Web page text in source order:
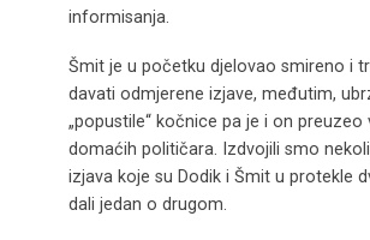
informisanja.
Šmit je u početku djelovao smireno i
davati odmjerene izjave, međutim,
„popustile“ kočnice pa je i on preuzeo
domaćih političara. Izdvojili smo
izjava koje su Dodik i Šmit u protekle
dali jedan o drugom.